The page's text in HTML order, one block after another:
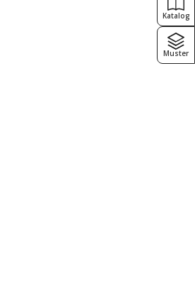
Katalog
Muster